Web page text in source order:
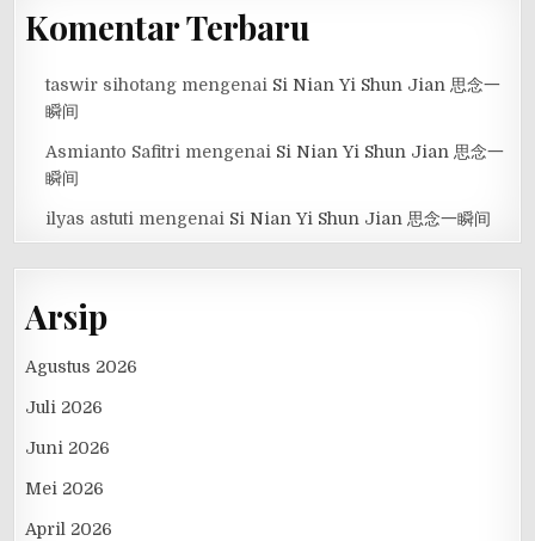
Komentar Terbaru
taswir sihotang mengenai Si Nian Yi Shun Jian 思念一
瞬间
Asmianto Safitri mengenai Si Nian Yi Shun Jian 思念一
瞬间
ilyas astuti mengenai Si Nian Yi Shun Jian 思念一瞬间
Arsip
Agustus 2026
Juli 2026
Juni 2026
Mei 2026
April 2026